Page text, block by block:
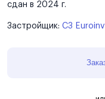
сдан в 2024 г.
Застройщик: СЗ